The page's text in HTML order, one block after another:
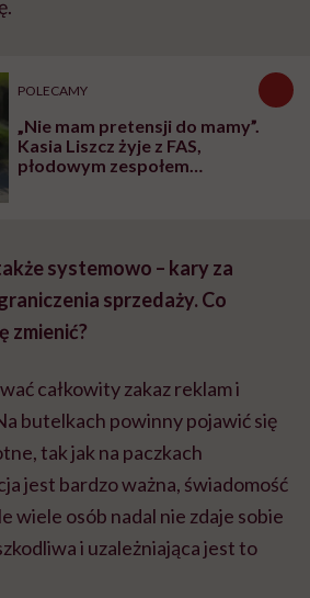
POLECAMY
„Nie mam pretensji do mamy”.
Kasia Liszcz żyje z FAS,
płodowym zespołem
systemowo – kary za
sprzedaży. Co
zmienić?
całkowity zakaz reklam i
butelkach powinny pojawić się
tak jak na paczkach
jest bardzo ważna, świadomość
wiele osób nadal nie zdaje sobie
i uzależniająca jest to